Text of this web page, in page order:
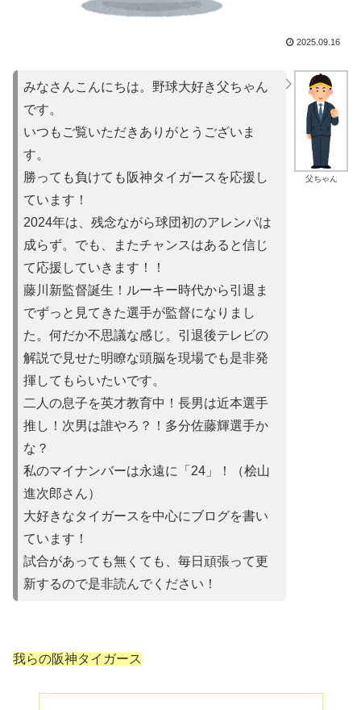
2025.09.16
父ちゃん
みなさんこんにちは。野球大好き父ちゃん
です。
いつもご覧いただきありがとうございま
す。
勝っても負けても阪神タイガースを応援し
ています！
2024年は、残念ながら球団初のアレンパは
成らず。でも、またチャンスはあると信じ
て応援していきます！！
藤川新監督誕生！ルーキー時代から引退ま
でずっと見てきた選手が監督になりまし
た。何だか不思議な感じ。引退後テレビの
解説で見せた明瞭な頭脳を現場でも是非発
揮してもらいたいです。
二人の息子を英才教育中！長男は近本選手
推し！次男は誰やろ？！多分佐藤輝選手か
な？
私のマイナンバーは永遠に「24」！（桧山
進次郎さん）
大好きなタイガースを中心にブログを書い
ています！
試合があって も無くても、毎日頑張って更
新するので是非読んでください！
我らの阪神タイガース